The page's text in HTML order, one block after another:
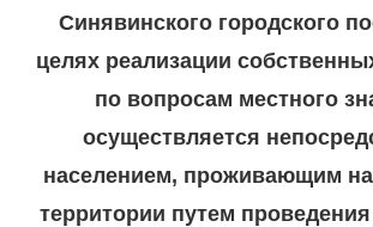
Синявинского городского
целях реализации
по вопросам местного
осуществляется
населением, проживающим на
территории путем